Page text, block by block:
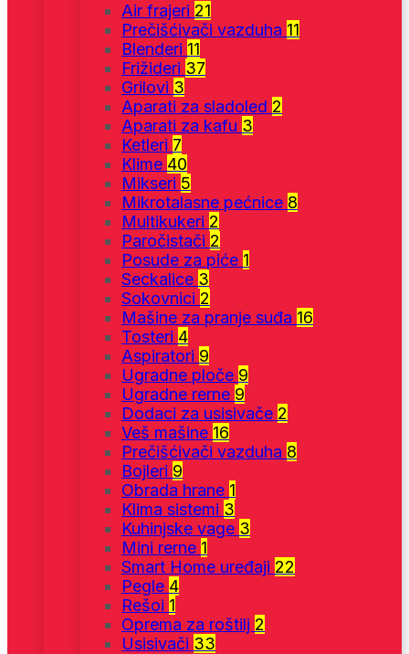
Air frajeri 21
Prečišćivači vazduha 11
Blenderi 11
Frižideri 37
Grilovi 3
Aparati za sladoled 2
Aparati za kafu 3
Ketleri 7
Klime 40
Mikseri 5
Mikrotalasne pećnice 8
Multikukeri 2
Paročistači 2
Posude za piće 1
Seckalice 3
Sokovnici 2
Mašine za pranje suđa 16
Tosteri 4
Aspiratori 9
Ugradne ploče 9
Ugradne rerne 9
Dodaci za usisivače 2
Veš mašine 16
Prečišćivači vazduha 8
Bojleri 9
Obrada hrane 1
Klima sistemi 3
Kuhinjske vage 3
Mini rerne 1
Smart Home uređaji 22
Pegle 4
Rešoi 1
Oprema za roštilj 2
Usisivači 33